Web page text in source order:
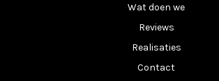
Wat doen we
Reviews
Realisaties
Contact